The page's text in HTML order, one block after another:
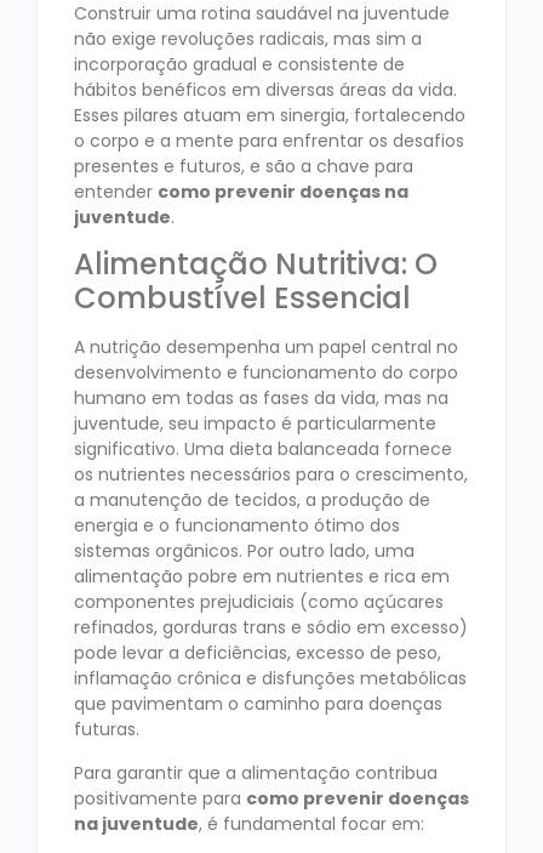
Construir uma rotina saudável na juventude
não exige revoluções radicais, mas sim a
incorporação gradual e consistente de
hábitos benéficos em diversas áreas da vida.
Esses pilares atuam em sinergia, fortalecendo
o corpo e a mente para enfrentar os desafios
presentes e futuros, e são a chave para
entender como prevenir doenças na
juventude.
Alimentação Nutritiva: O
Combustível Essencial
A nutrição desempenha um papel central no
desenvolvimento e funcionamento do corpo
humano em todas as fases da vida, mas na
juventude, seu impacto é particularmente
significativo. Uma dieta balanceada fornece
os nutrientes necessários para o crescimento,
a manutenção de tecidos, a produção de
energia e o funcionamento ótimo dos
sistemas orgânicos. Por outro lado, uma
alimentação pobre em nutrientes e rica em
componentes prejudiciais (como açúcares
refinados, gorduras trans e sódio em excesso)
pode levar a deficiências, excesso de peso,
inflamação crônica e disfunções metabólicas
que pavimentam o caminho para doenças
futuras.
Para garantir que a alimentação contribua
positivamente para como prevenir doenças
na juventude, é fundamental focar em: